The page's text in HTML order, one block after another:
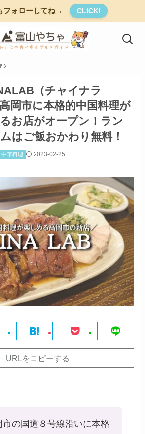
フォローしてね→ CLICK!
（チャイナラ
岡市に本格的中国料理が
お店がオープン！ラン
はご飯おかわり無料！
中華料理 2023-02-25
URLをコピーする
市の国道８号線沿いに本格